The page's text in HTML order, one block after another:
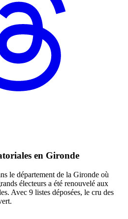
en Gironde
le département de la Gironde où
électeurs a été renouvelé aux
Avec 9 listes déposées, le cru des